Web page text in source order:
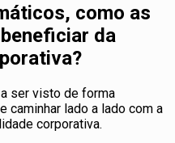
como as
da
ser visto de forma
caminhar lado a lado com a
corporativa.